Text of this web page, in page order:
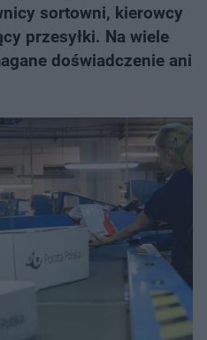
sortowni, kierowcy
przesyłki. Na wiele
doświadczenie ani